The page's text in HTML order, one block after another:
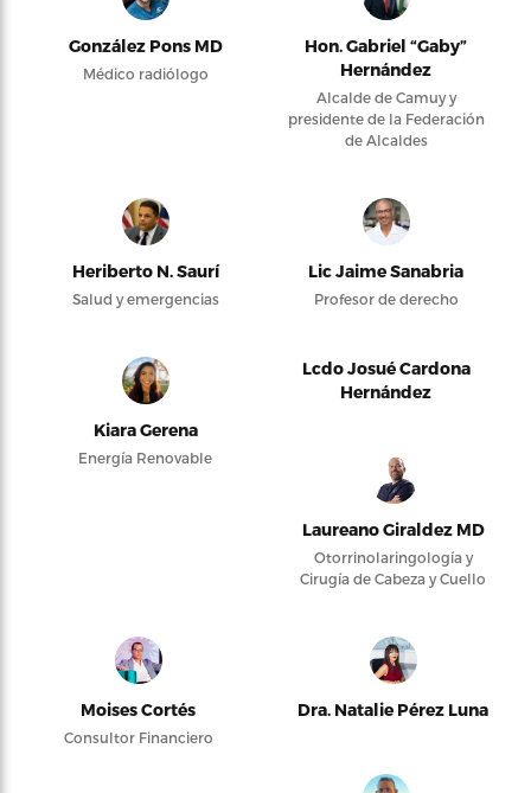
González Pons MD
Médico radiólogo
Hon. Gabriel “Gaby”
Hernández
Alcalde de Camuy y
presidente de la Federación
de Alcaldes
Heriberto N. Saurí
Salud y emergencias
Lic Jaime Sanabria
Profesor de derecho
Kiara Gerena
Energía Renovable
Lcdo Josué Cardona
Hernández
Laureano Giraldez MD
Otorrinolaringología y
Cirugía de Cabeza y Cuello
Moises Cortés
Consultor Financiero
Dra. Natalie Pérez Luna